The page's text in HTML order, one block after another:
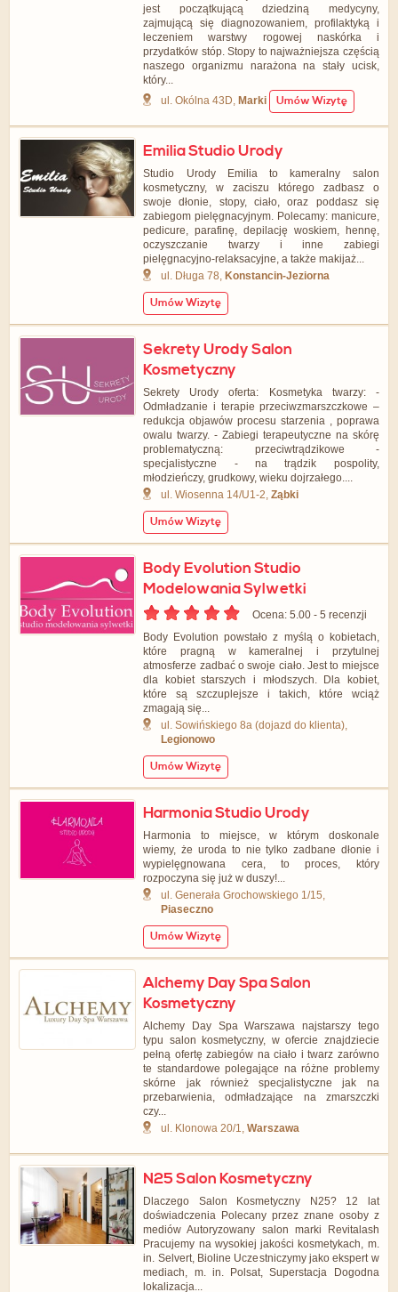
jest początkującą dziedziną medycyny,
zajmującą się diagnozowaniem, profilaktyką i
leczeniem warstwy rogowej naskórka i
przydatków stóp. Stopy to najważniejsza częścią
naszego organizmu narażona na stały ucisk,
który...
ul. Okólna 43D, Marki Umów Wizytę
Emilia Studio Urody
Studio Urody Emilia to kameralny salon
kosmetyczny, w zaciszu którego zadbasz o
swoje dłonie, stopy, ciało, oraz poddasz się
zabiegom pielęgnacyjnym. Polecamy: manicure,
pedicure, parafinę, depilację woskiem, hennę,
oczyszczanie twarzy i inne zabiegi
pielęgnacyjno-relaksacyjne, a także makijaż...
ul. Długa 78, Konstancin-Jeziorna
Umów Wizytę
Sekrety Urody Salon
Kosmetyczny
Sekrety Urody oferta: Kosmetyka twarzy: -
Odmładzanie i terapie przeciwzmarszczkowe –
redukcja objawów procesu starzenia , poprawa
owalu twarzy. - Zabiegi terapeutyczne na skórę
problematyczną: przeciwtrądzikowe -
specjalistyczne - na trądzik pospolity,
młodzieńczy, grudkowy, wieku dojrzałego....
ul. Wiosenna 14/U1-2,Ząbki
Umów Wizytę
Body Evolution Studio
Modelowania Sylwetki
Ocena: 5.00 - ‎5 recenzji
Body Evolution powstało z myślą o kobietach,
które pragną w kameralnej i przytulnej
atmosferze zadbać o swoje ciało. Jest to miejsce
dla kobiet starszych i młodszych. Dla kobiet,
które są szczuplejsze i takich, które wciąż
zmagają się...
ul. Sowińskiego 8a (dojazd do klienta),
Legionowo
Umów Wizytę
Harmonia Studio Urody
Harmonia to miejsce, w którym doskonale
wiemy, że uroda to nie tylko zadbane dłonie i
wypielęgnowana cera, to proces, który
rozpoczyna się już w duszy!...
ul. Generała Grochowskiego 1/15,
Piaseczno
Umów Wizytę
Alchemy Day Spa Salon
Kosmetyczny
Alchemy Day Spa Warszawa najstarszy tego
typu salon kosmetyczny, w ofercie znajdziecie
pełną ofertę zabiegów na ciało i twarz zarówno
te standardowe polegające na różne problemy
skórne jak również specjalistyczne jak na
przebarwienia, odmładzające na zmarszczki
czy...
ul. Klonowa 20/1,Warszawa
N25 Salon Kosmetyczny
Dlaczego Salon Kosmetyczny N25? 12 lat
doświadczenia Polecany przez znane osoby z
mediów Autoryzowany salon marki Revitalash
Pracujemy na wysokiej jakości kosmetykach, m.
in. Selvert, Bioline Uczestniczymy jako ekspert w
mediach, m. in. Polsat, Superstacja Dogodna
lokalizacja...